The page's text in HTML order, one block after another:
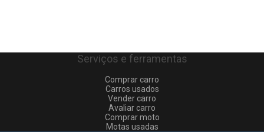
Serviços e ferramentas
Comprar carro
Carros usados
Vender carro
Avaliar carro
Comprar moto
Motas usadas